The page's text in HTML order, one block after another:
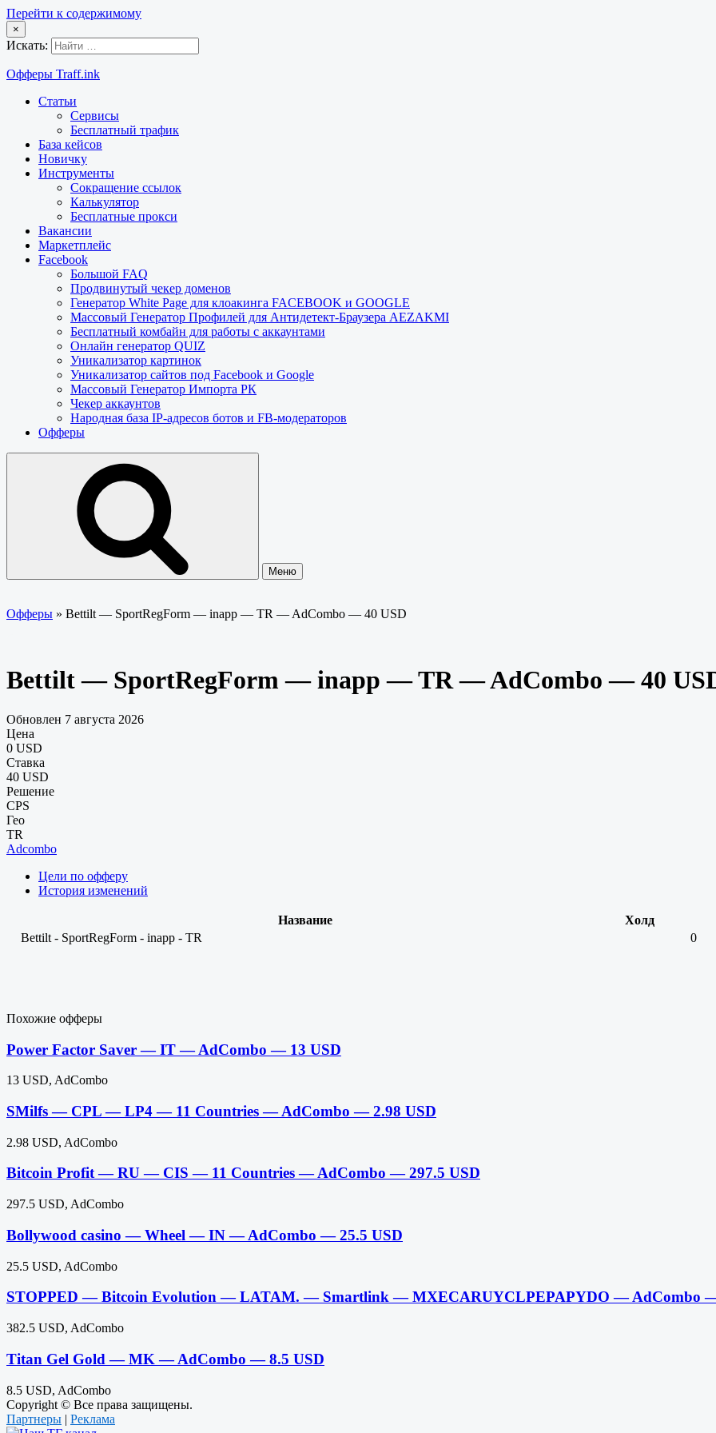
Перейти к содержимому
×
Искать:
Офферы Traff.ink
Статьи
Сервисы
Бесплатный трафик
База кейсов
Новичку
Инструменты
Сокращение ссылок
Калькулятор
Бесплатные прокси
Вакансии
Маркетплейс
Facebook
Большой FAQ
Продвинутый чекер доменов
Генератор White Page для клоакинга FACEBOOK и GOOGLE
Массовый Генератор Профилей для Антидетект-Браузера AEZAKMI
Бесплатный комбайн для работы с аккаунтами
Онлайн генератор QUIZ
Уникализатор картинок
Уникализатор сайтов под Facebook и Google
Массовый Генератор Импорта РК
Чекер аккаунтов
Народная база IP-адресов ботов и FB-модераторов
Офферы
Меню
Офферы » Bettilt — SportRegForm — inapp — TR — AdCombo — 40 USD
Bettilt — SportRegForm — inapp — TR — AdCombo — 40
Обновлен 7 августа 2026
Цена
0 USD
Ставка
40 USD
Решение
CPS
Гео
TR
Adcombo
Цели по офферу
История изменений
Название
Холд
Bettilt - SportRegForm - inapp - TR
0
Похожие офферы
Power Factor Saver — IT — AdCombo — 13 USD
13 USD, AdCombo
SMilfs — CPL — LP4 — 11 Countries — AdCombo — 2.98 USD
2.98 USD, AdCombo
Bitcoin Profit — RU — CIS — 11 Countries — AdCombo — 297.5 USD
297.5 USD, AdCombo
Bollywood casino — Wheel — IN — AdCombo — 25.5 USD
25.5 USD, AdCombo
STOPPED — Bitcoin Evolution — LATAM. — Smartlink — MXECARUYCLPEPAPYDO — AdCombo —
382.5 USD, AdCombo
Titan Gel Gold — MK — AdCombo — 8.5 USD
8.5 USD, AdCombo
Copyright © Все права защищены.
Партнеры | Реклама